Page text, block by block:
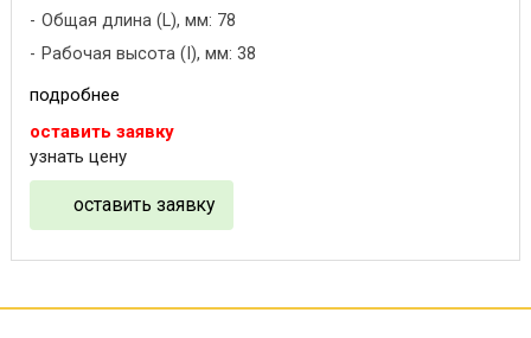
Общая длина (L), мм: 78
Рабочая высота (I), мм: 38
подробнее
оставить заявку
узнать цену
оставить заявку